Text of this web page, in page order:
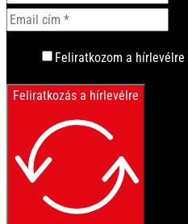
Feliratkozom a
Feliratkozás a hírlevélre